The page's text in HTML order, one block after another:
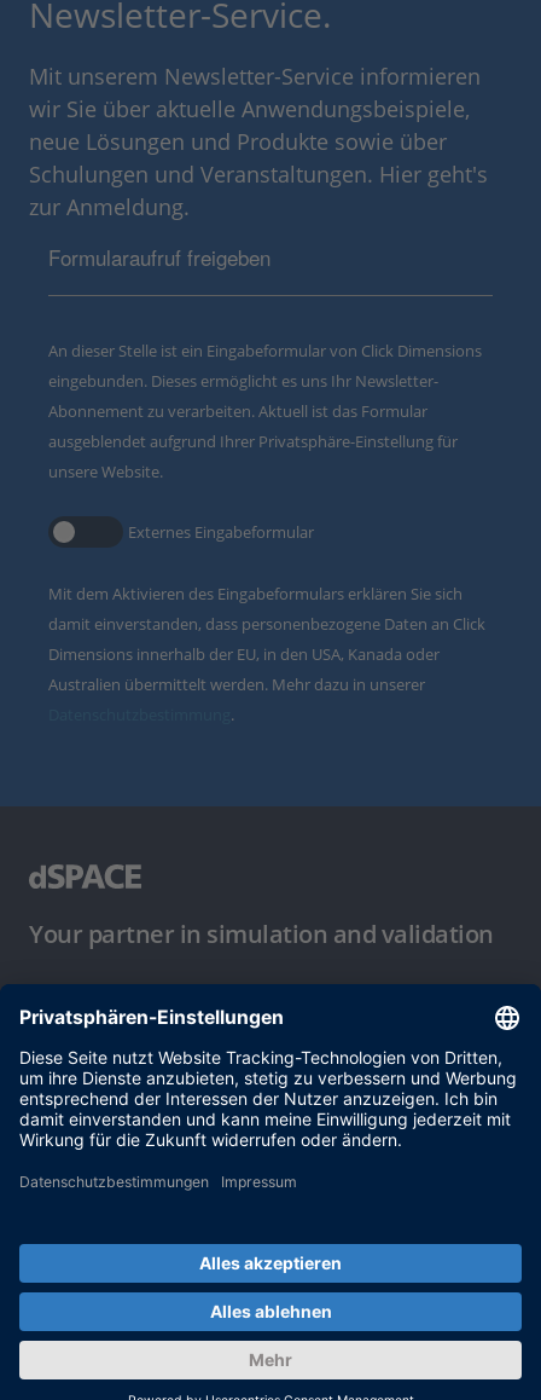
Newsletter-Service.
Mit unserem Newsletter-Service informieren
wir Sie über aktuelle Anwendungsbeispiele,
neue Lösungen und Produkte sowie über
Schulungen und Veranstaltungen. Hier geht's
zur Anmeldung.
Formularaufruf freigeben
An dieser Stelle ist ein Eingabeformular von Click Dimensions
eingebunden. Dieses ermöglicht es uns Ihr Newsletter-
Abonnement zu verarbeiten. Aktuell ist das Formular
ausgeblendet aufgrund Ihrer Privatsphäre-Einstellung für
unsere Website.
Externes Eingabeformular
Mit dem Aktivieren des Eingabeformulars erklären Sie sich
damit einverstanden, dass personenbezogene Daten an Click
Dimensions innerhalb der EU, in den USA, Kanada oder
Australien übermittelt werden. Mehr dazu in unserer
.
Your partner in simulation and validation
Nutzungsbedingungen
Datenschutzbestimmung
Impressum & Allgemeine
Geschäftsbedingungen
© dSPACE